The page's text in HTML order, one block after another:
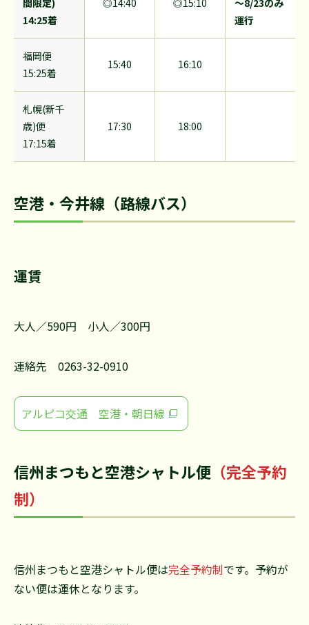
間限定)
14:25着
◎14:40 ◎15:10
～8/23のみ
運行
福岡便
15:25着
15:40 16:10
札幌(新千
歳)便
17:15着
17:30 18:00
空港・今井線（路線バス）
運賃
大人／590円 小人／300円
連絡先 0263-32-0910
アルピコ交通 空港・朝日線
信州まつもと空港シャトル便 （完全予約
制）
信州まつもと空港シャトル便は完全予約制です。予約が
ない便は運休となります。